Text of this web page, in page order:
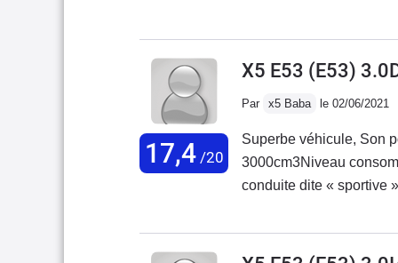
équipements qui à
de série) comme les
la marche arrière, clim
mettre un Android auto
procure des sensations
bonne accélération
font un transfer de
17,4/20
X5 E53 (E53)
Par x5 Baba le 02/06/2021
Superbe véhicule, Son
3000cm3Niveau
conduite dite « sportive
serrure de porte,
(les4) les moteurs de